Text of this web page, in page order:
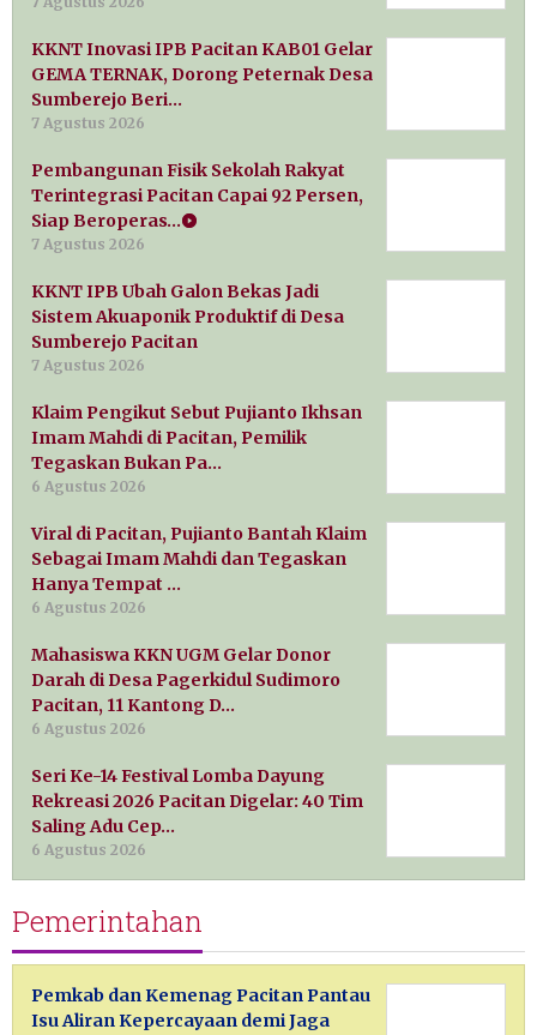
KKNT Inovasi IPB Pacitan KAB01 Gelar
GEMA TERNAK, Dorong Peternak Desa
Sumberejo Beri…
7 Agustus 2026
Pembangunan Fisik Sekolah Rakyat
Terintegrasi Pacitan Capai 92 Persen,
Siap Beroperas…
7 Agustus 2026
KKNT IPB Ubah Galon Bekas Jadi
Sistem Akuaponik Produktif di Desa
Sumberejo Pacitan
7 Agustus 2026
Klaim Pengikut Sebut Pujianto Ikhsan
Imam Mahdi di Pacitan, Pemilik
Tegaskan Bukan Pa…
6 Agustus 2026
Viral di Pacitan, Pujianto Bantah Klaim
Sebagai Imam Mahdi dan Tegaskan
Hanya Tempat …
6 Agustus 2026
Mahasiswa KKN UGM Gelar Donor
Darah di Desa Pagerkidul Sudimoro
Pacitan, 11 Kantong D…
6 Agustus 2026
Seri Ke-14 Festival Lomba Dayung
Rekreasi 2026 Pacitan Digelar: 40 Tim
Saling Adu Cep…
6 Agustus 2026
Pemerintahan
Pemkab dan Kemenag Pacitan Pantau
Isu Aliran Kepercayaan demi Jaga